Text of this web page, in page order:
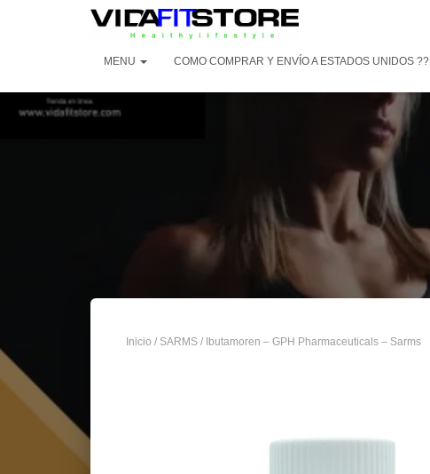
MENU COMO COMPRAR Y ENVÍO A ESTADOS UNIDOS ??
Inicio / SARMS / Ibutamoren – GPH Pharmaceuticals – Sarms